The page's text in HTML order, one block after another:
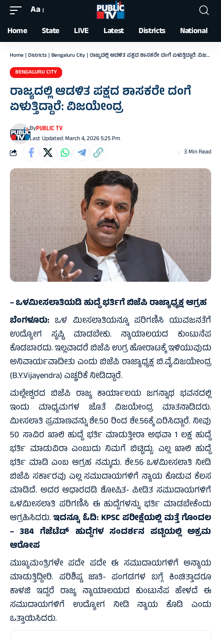
Font
Resizer
Aa
Home State LIVE Latest Districts National
Home | Districts | Bengaluru City | ರಾಜ್ಯದಲ್ಲಿ ಆಡಳಿತ ಪಕ್ಷದ ಶಾಸಕರೇ ದಂಗೆ ಏಳುತ್ತಿದ್ದಾರೆ: ವಿಜಯೇಂದ್ರ
BENGALURU CITY
ರಾಜ್ಯದಲ್ಲಿ ಆಡಳಿತ ಪಕ್ಷದ ಶಾಸಕರೇ ದಂಗೆ
ಏಳುತ್ತಿದ್ದಾರೆ: ವಿಜಯೇಂದ್ರ
Last Updated: March 4, 2026 5:25 Pm
ByPUBLIC TV
3 Min Read
– ಒಳಮೀಸಲಾತಿಯಡಿ ಹುದ್ದೆ ಭರ್ತಿಗೆ ಬಿಜೆಪಿ ರಾಜ್ಯಾಧ್ಯಕ್ಷ ಆಗ್ರಹ
ಬೆಂಗಳೂರು: ಒಳ ಮೀಸಲಾತಿಯನ್ನೂ ಪರಿಗಣಿಸಿ ಯುವಜನತೆಗೆ
ಉದ್ಯೋಗ ಸೃಷ್ಟಿ ಮಾಡಬೇಕು. ನ್ಯಾಯಾಲಯದ ಕುಂಟುನೆಪ
ಕೊಡಬಾರದು. ಇಲ್ಲವಾದರೆ ಬಿಜೆಪಿ ಉಗ್ರ ಹೋರಾಟಕ್ಕೆ ಇಳಿಯುವುದು
ಅನಿವಾರ್ಯವಾದೀತು ಎಂದು ಬಿಜೆಪಿ ರಾಜ್ಯಾಧ್ಯಕ್ಷ ಬಿ.ವೈ.ವಿಜಯೇಂದ್ರ
(B.Y.Vijayendra) ಎಚ್ಚರಿಕೆ ನೀಡಿದ್ದಾರೆ.
ಮಲ್ಲೇಶ್ವರದ ಬಿಜೆಪಿ ರಾಜ್ಯ ಕಾರ್ಯಾಲಯ ಜಗನ್ನಾಥ ಭವನದಲ್ಲಿ
ಇಂದು ಮಾಧ್ಯಮಗಳ ಜೊತೆ ವಿಜಯೇಂದ್ರ ಮಾತನಾಡಿದರು.
ಮೀಸಲಾತಿ ಪ್ರಮಾಣವನ್ನು ಶೇ.50 ರಿಂದ ಶೇ.56ಕ್ಕೆ ಏರಿಸಿದ್ದಾರೆ. ನೀವು
50 ಸಾವಿರ ಖಾಲಿ ಹುದ್ದೆ ಭರ್ತಿ ಮಾಡುತ್ತೀರಾ ಅಥವಾ 1 ಲಕ್ಷ ಹುದ್ದೆ
ಭರ್ತಿ ಮಾಡುವಿರಾ ಎಂಬುದು ನಿಮಗೆ ಬಿಟ್ಟಿದ್ದು. ಎಲ್ಲ ಖಾಲಿ ಹುದ್ದೆ
ಭರ್ತಿ ಮಾಡಿ ಎಂಬ ಆಗ್ರಹ ನಮ್ಮದು. ಶೇ.56 ಒಳಮೀಸಲಾತಿ ನೀಡಿ
ಬಿಜೆಪಿ ಸರ್ಕಾರವು ಎಲ್ಲ ಸಮುದಾಯಗಳಿಗೆ ನ್ಯಾಯ ಕೊಡುವ ಕೆಲಸ
ಮಾಡಿದೆ. ಅದರ ಆಧಾರದಡಿ ಶೋಷಿತ- ಪೀಡಿತ ಸಮುದಾಯಗಳಿಗೆ
ಒಳಮೀಸಲಾತಿ ಪರಿಗಣಿಸಿ ಈ ಹುದ್ದೆಗಳನ್ನು ಭರ್ತಿ ಮಾಡಬೇಕೆಂದು
ಆಗ್ರಹಿಸಿದರು.ಇದನ್ನೂ ಓದಿ: KPSC ಪರೀಕ್ಷೆಯಲ್ಲಿ ಮತ್ತೆ ಗೊಂದಲ
– 384 ಗೆಜೆಟೆಡ್ ಹುದ್ದೆಗಳ ಸಂದರ್ಶನ ಪಟ್ಟಿಯಲ್ಲಿ ಅಕ್ರಮ
ಆರೋಪ
ಮುಖ್ಯಮಂತ್ರಿಗಳೇ ಪದೇ ಪದೇ ಈ ಸಮುದಾಯಗಳಿಗೆ ಅನ್ಯಾಯ
ಮಾಡುತ್ತಿದ್ದೀರಿ. ಪರಿಶಿಷ್ಟ ಜಾತಿ- ಪಂಗಡಗಳ ಬಗ್ಗೆ ಕಿಂಚಿತ್ತಾದರೂ
ಕಾಳಜಿ ಇದ್ದರೆ ರಾಜ್ಯ ನ್ಯಾಯಾಲಯದ ಕುಂಟುನೆಪ ಹೇಳದೆ ಈ
ಸಮುದಾಯಗಳಿಗೆ ಉದ್ಯೋಗ ನೀಡಿ ನ್ಯಾಯ ಕೊಡಿ ಎಂದು
ಒತ್ತಾಯಿಸಿದರು.